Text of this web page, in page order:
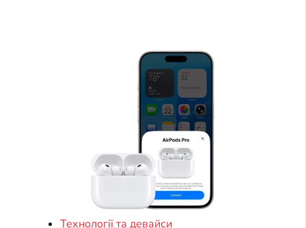
Технології та девайси